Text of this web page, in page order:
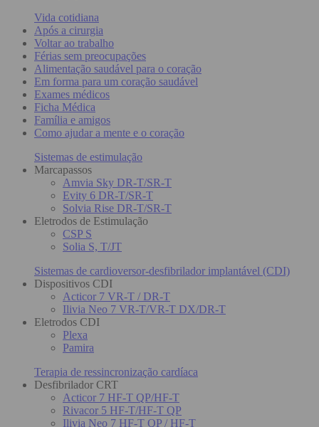
Vida cotidiana
Após a cirurgia
Voltar ao trabalho
Férias sem preocupações
Alimentação saudável para o coração
Em forma para um coração saudável
Exames médicos
Ficha Médica
Família e amigos
Como ajudar a mente e o coração
Sistemas de estimulação
Marcapassos
Amvia Sky DR-T/SR-T
Evity 6 DR-T/SR-T
Solvia Rise DR-T/SR-T
Eletrodos de Estimulação
CSP S
Solia S, T/JT
Sistemas de cardioversor-desfibrilador implantável (CDI)
Dispositivos CDI
Acticor 7 VR-T / DR-T
Ilivia Neo 7 VR-T/VR-T DX/DR-T
Eletrodos CDI
Plexa
Pamira
Terapia de ressincronização cardíaca
Desfibrilador CRT
Acticor 7 HF-T QP/HF-T
Rivacor 5 HF-T/HF-T QP
Ilivia Neo 7 HF-T QP / HF-T